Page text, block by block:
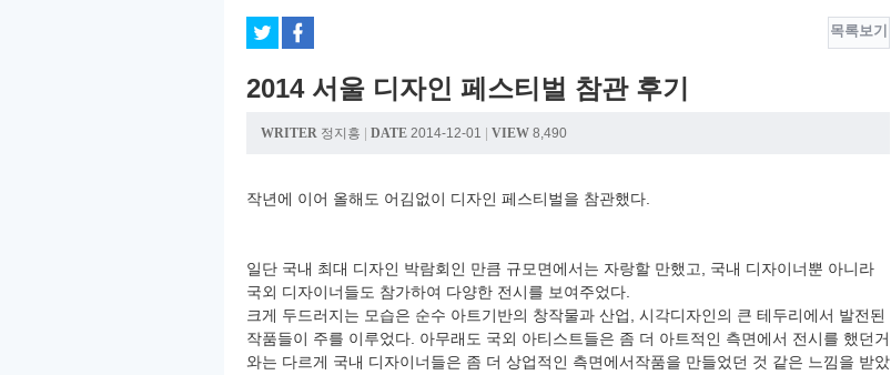
COMPANY
목록보기
2014 서울 디자인 페스티벌 참관 후기
WRITER 정지흥 DATE 2014-12-01 VIEW 8,490
작년에 이어 올해도 어김없이 디자인 페스티벌을 참관했다.
일단 국내 최대 디자인 박람회인 만큼 규모면에서는 자랑할 만했고, 국내 디자이너뿐 아니라
국외 디자이너들도 참가하여 다양한 전시를 보여주었다.
크게 두드러지는 모습은 순수 아트기반의 창작물과 산업, 시각디자인의 큰 테두리에서 발전된
작품들이 주를 이루었다. 아무래도 국외 아티스트들은 좀 더 아트적인 측면에서 전시를 했던거
와는 다르게 국내 디자이너들은 좀 더 상업적인 측면에서작품을 만들었던 것 같은 느낌을 받았